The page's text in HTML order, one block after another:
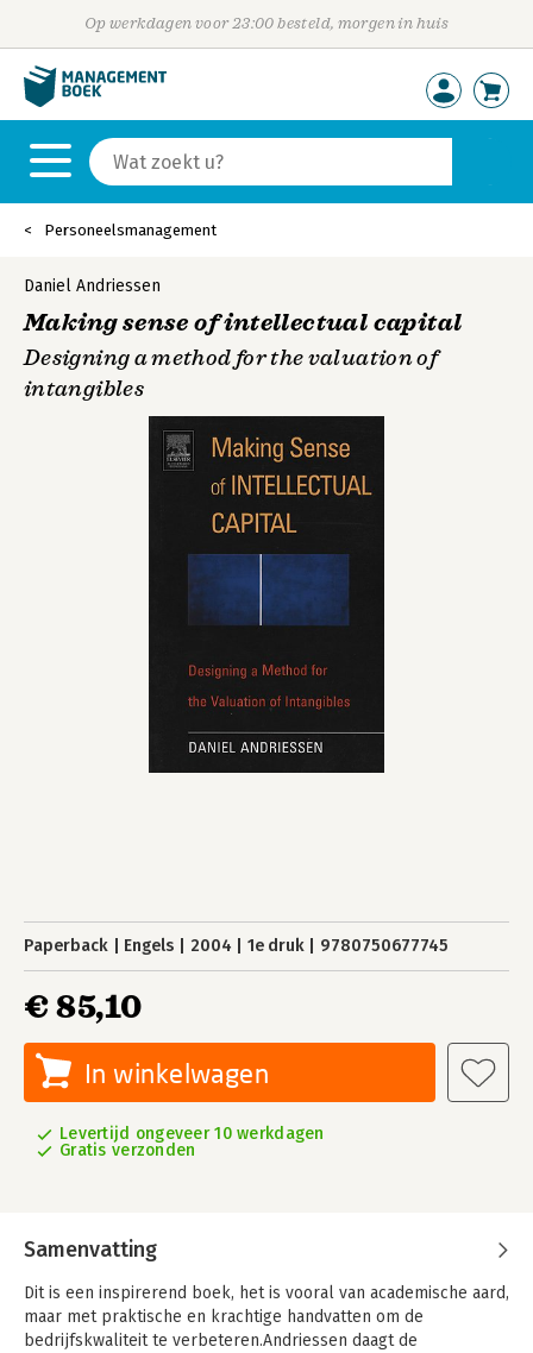
Op werkdagen voor 23:00 besteld, morgen in huis
Personeelsmanagement
Daniel Andriessen
Making sense of intellectual capital
Designing a method for the valuation of
intangibles
Paperback Engels 2004 1e druk 9780750677745
€ 85,10
In winkelwagen
Levertijd ongeveer 10 werkdagen
Gratis verzonden
Samenvatting
Dit is een inspirerend boek, het is vooral van academische aard,
maar met praktische en krachtige handvatten om de
bedrijfskwaliteit te verbeteren.Andriessen daagt de